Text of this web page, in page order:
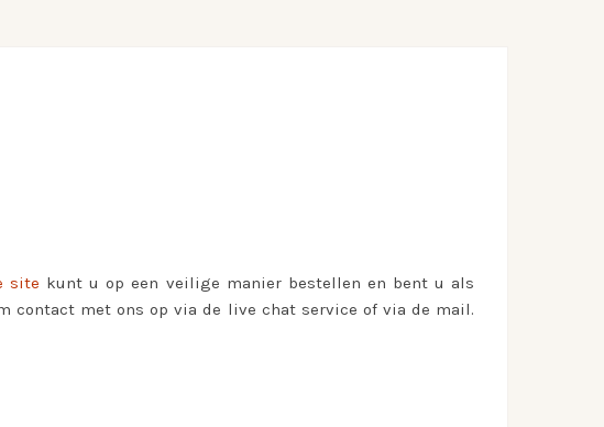
site kunt u op een veilige manier bestellen en bent u als
contact met ons op via de live chat service of via de mail.